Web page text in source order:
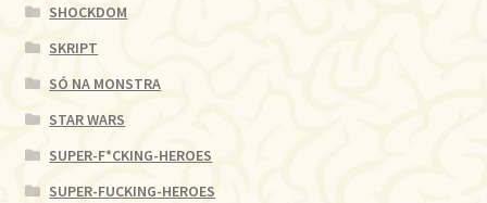
SHOCKDOM
SKRIPT
SÓ NA MONSTRA
STAR WARS
SUPER-F*CKING-HEROES
SUPER-FUCKING-HEROES